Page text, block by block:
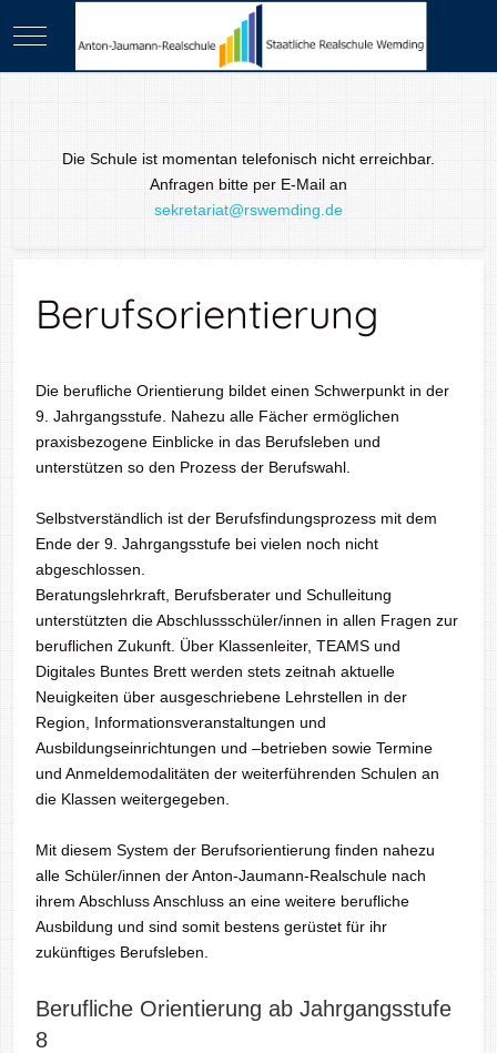
Mobile Menu Toggle
Die Schule ist momentan telefonisch nicht erreichbar.
Anfragen bitte per E-Mail an
sekretariat@rswemding.de
Berufsorientierung
Die berufliche Orientierung bildet einen Schwerpunkt in der
9. Jahrgangsstufe. Nahezu alle Fächer ermöglichen
praxisbezogene Einblicke in das Berufsleben und
unterstützen so den Prozess der Berufswahl.
Selbstverständlich ist der Berufsfindungsprozess mit dem
Ende der 9. Jahrgangsstufe bei vielen noch nicht
abgeschlossen.
Beratungslehrkraft, Berufsberater und Schulleitung
unterstützten die Abschlussschüler/innen in allen Fragen zur
beruflichen Zukunft. Über Klassenleiter, TEAMS und
Digitales Buntes Brett werden stets zeitnah aktuelle
Neuigkeiten über ausgeschriebene Lehrstellen in der
Region, Informationsveranstaltungen und
Ausbildungseinrichtungen und –betrieben sowie Termine
und Anmeldemodalitäten der weiterführenden Schulen an
die Klassen weitergegeben.
Mit diesem System der Berufsorientierung finden nahezu
alle Schüler/innen der Anton-Jaumann-Realschule nach
ihrem Abschluss Anschluss an eine weitere berufliche
Ausbildung und sind somit bestens gerüstet für ihr
zukünftiges Berufsleben.
Berufliche Orientierung ab Jahrgangsstufe
8